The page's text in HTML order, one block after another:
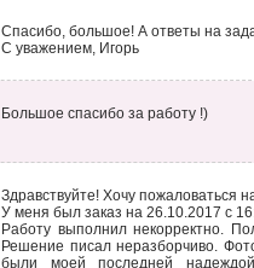
Спасибо, большое! А ответы на
С уважением, Игорь
Большое спасибо за работу !)
Здравствуйте! Хочу пожаловаться
У меня был заказ на 26.10.2017 с
Работу выполнил некорректно.
Решение писал неразборчиво.
были моей последней